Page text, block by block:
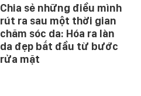
Chia sẻ những điều mình
rút ra sau một thời gian
chăm sóc da: Hóa ra làn
da đẹp bắt đầu từ bước
rửa mặt